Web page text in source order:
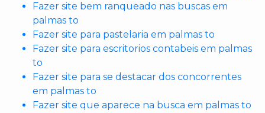
Fazer site bem ranqueado nas buscas em
palmas to
Fazer site para pastelaria em palmas to
Fazer site para escritorios contabeis em palmas
to
Fazer site para se destacar dos concorrentes
em palmas to
Fazer site que aparece na busca em palmas to